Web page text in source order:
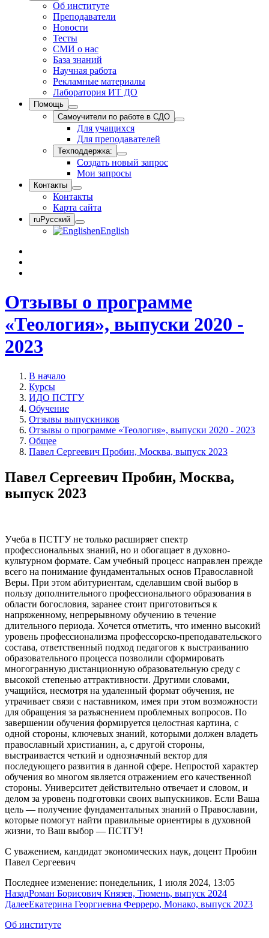
Об институте
Преподаватели
Новости
Тесты
СМИ о нас
База знаний
Научная работа
Рекламные материалы
Лаборатория ИТ ДО
Помощь
Самоучители по работе в СДО
Для учащихся
Для преподавателей
Техподдержка:
Создать новый запрос
Мои запросы
Контакты
Контакты
Карта сайта
ruРусский
enEnglish
Отзывы о программе
«Теология», выпуски 2020 -
2023
В начало
Курсы
ИДО ПСТГУ
Обучение
Отзывы выпускников
Отзывы о программе «Теология», выпуски 2020 - 2023
Общее
Павел Сергеевич Пробин, Москва, выпуск 2023
Павел Сергеевич Пробин, Москва,
выпуск 2023
Учеба в ПСТГУ не только расширяет спектр
профессиональных знаний, но и обогащает в духовно-
культурном формате. Сам учебный процесс направлен прежде
всего на понимание фундаментальных основ Православной
Веры. При этом абитуриентам, сделавшим свой выбор в
пользу дополнительного профессионального образования в
области богословия, заранее стоит приготовиться к
напряженному, непрерывному обучению в течение
длительного периода. Хочется отметить, что именно высокий
уровень профессионализма профессорско-преподавательского
состава, ответственный подход педагогов к выстраиванию
образовательного процесса позволили сформировать
многогранную дистанционную образовательную среду с
высокой степенью аттрактивности. Другими словами,
учащийся, несмотря на удаленный формат обучения, не
утрачивает связи с наставником, имея при этом возможности
для обращения за разъяснением проблемных вопросов. По
завершении обучения формируется целостная картина, с
одной стороны, ключевых знаний, которыми должен владеть
православный христианин, а, с другой стороны,
выстраивается четкий и однозначный вектор для
последующего развития в данной сфере. Непростой характер
обучения во многом является отражением его качественной
стороны. Университет действительно отвечает и словом, и
делом за уровень подготовки своих выпускников. Если Ваша
цель — получение фундаментальных знаний о Православии,
которые помогут найти правильные ориентиры в духовной
жизни, то Ваш выбор — ПСТГУ!
С уважением, кандидат экономических наук, доцент Пробин
Павел Сергеевич
Последнее изменение: понедельник, 1 июля 2024, 13:05
НазадРоман Борисович Князев, Тюмень, выпуск 2024
ДалееЕкатерина Георгиевна Ферреро, Монако, выпуск 2023
Об институте